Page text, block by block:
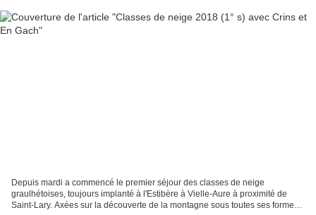
Depuis mardi a commencé le premier séjour des classes de neige
graulhétoises, toujours implanté à l'Estibère à Vielle-Aure à proximité de
Saint-Lary. Axées sur la découverte de la montagne sous toutes ses formes,